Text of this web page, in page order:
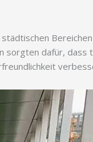
sorgten dafür, dass